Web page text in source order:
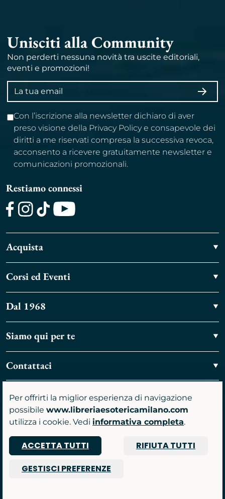
Unisciti alla Community
Non perderti nessuna novità tra uscite editoriali,
eventi e promozioni!
Indirizzo
email
Con l’iscrizione alla newsletter dichiaro di aver
preso visione della Privacy Policy e consapevole dei
diritti a me riservati compresa la successiva revoca,
acconsento a ricevere gratuitamente newsletter e
comunicazioni promozionali.
Restiamo connessi
Acquista
Corsi ed Eventi
Dal 1968
Siamo qui per te
Contattaci
Vieni a trovarci
P.IVA 07481590961
© 2026 Libreria Gruppo Anima srl
Per offrirti la miglior esperienza di navigazione
possibile www.libreriaesotericamilano.com
utilizza i cookie. Vedi informativa completa.
ACCETTA TUTTI
RIFIUTA TUTTI
GESTISCI PREFERENZE